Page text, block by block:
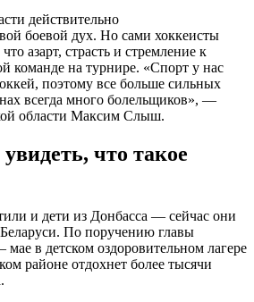
действительно
боевой дух. Но сами хоккеисты
азарт, страсть и стремление к
команде на турнире. «Спорт у нас
поэтому все больше сильных
всегда много болельщиков», —
области Максим Слыш.
что такое
и дети из Донбасса — сейчас они
По поручению главы
мае в детском оздоровительном лагере
районе отдохнет более тысячи